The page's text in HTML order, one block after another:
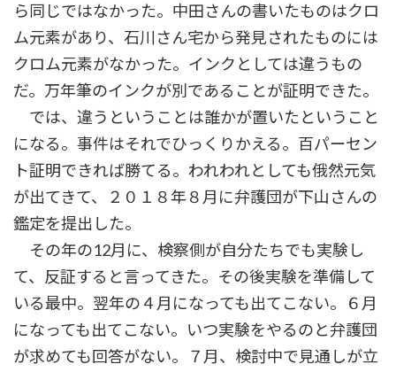
ら同じではなかった。中田さんの書いたものはクロ
ム元素があり、石川さん宅から発見されたものには
クロム元素がなかった。インクとしては違うもの
だ。万年筆のインクが別であることが証明できた。
では、違うということは誰かが置いたということ
になる。事件はそれでひっくりかえる。百パーセン
ト証明できれば勝てる。われわれとしても俄然元気
が出てきて、２０１８年８月に弁護団が下山さんの
鑑定を提出した。
その年の12月に、検察側が自分たちでも実験し
て、反証すると言ってきた。その後実験を準備して
いる最中。翌年の４月になっても出てこない。６月
になっても出てこない。いつ実験をやるのと弁護団
が求めても回答がない。７月、検討中で見通しが立